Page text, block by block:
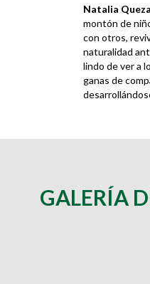
Natalia
montón de
con otros,
naturalidad
lindo de ver a
ganas de
GALERÍA